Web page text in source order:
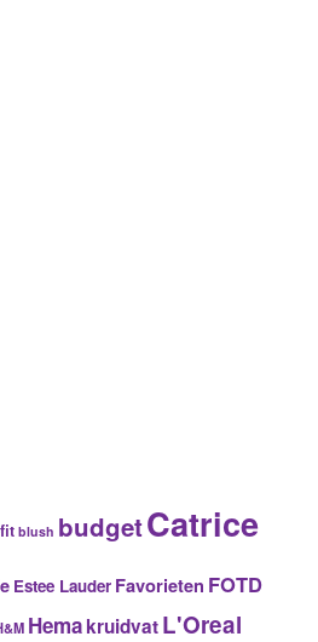
blush budgetCatrice
Estee Lauder Favorieten FOTD
HemakruidvatL'Oreal